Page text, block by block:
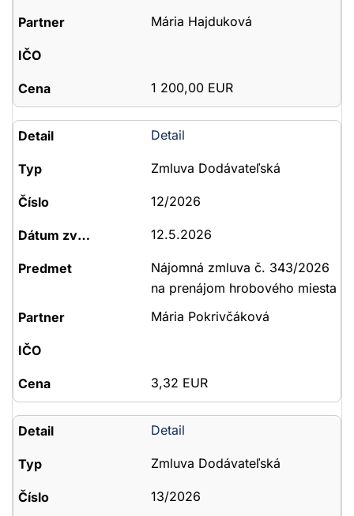
Mária Hajduková
1 200,00 EUR
Detail
Zmluva Dodávateľská
12/2026
12.5.2026
Nájomná zmluva č. 343/2026
na prenájom hrobového miesta
Mária Pokrivčáková
3,32 EUR
Detail
Zmluva Dodávateľská
13/2026